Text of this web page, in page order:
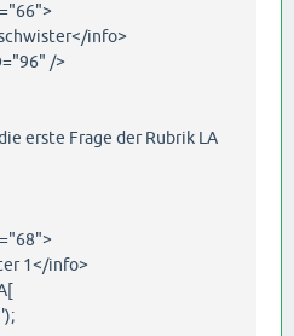
info>
/>
erste Frage der Rubrik LA
1</info>